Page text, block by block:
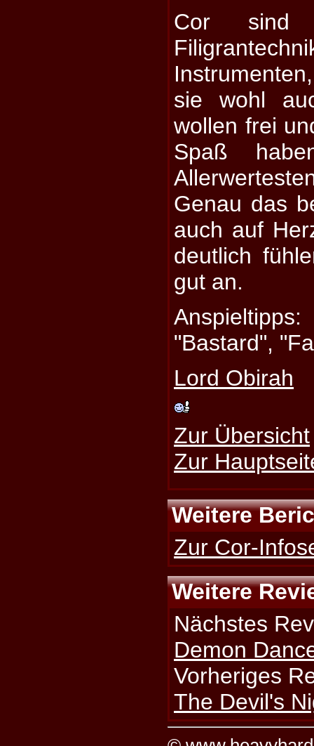
Cor sind
sie wohl
wollen frei
Spaß
Genau das
auch auf
deutlich
gut an.
"Bastard",
Lord Obirah
Zur Übersicht
Zur
Weitere
Zur Cor-
Weitere
Nächstes
Demon
Vorheriges
The Devil's